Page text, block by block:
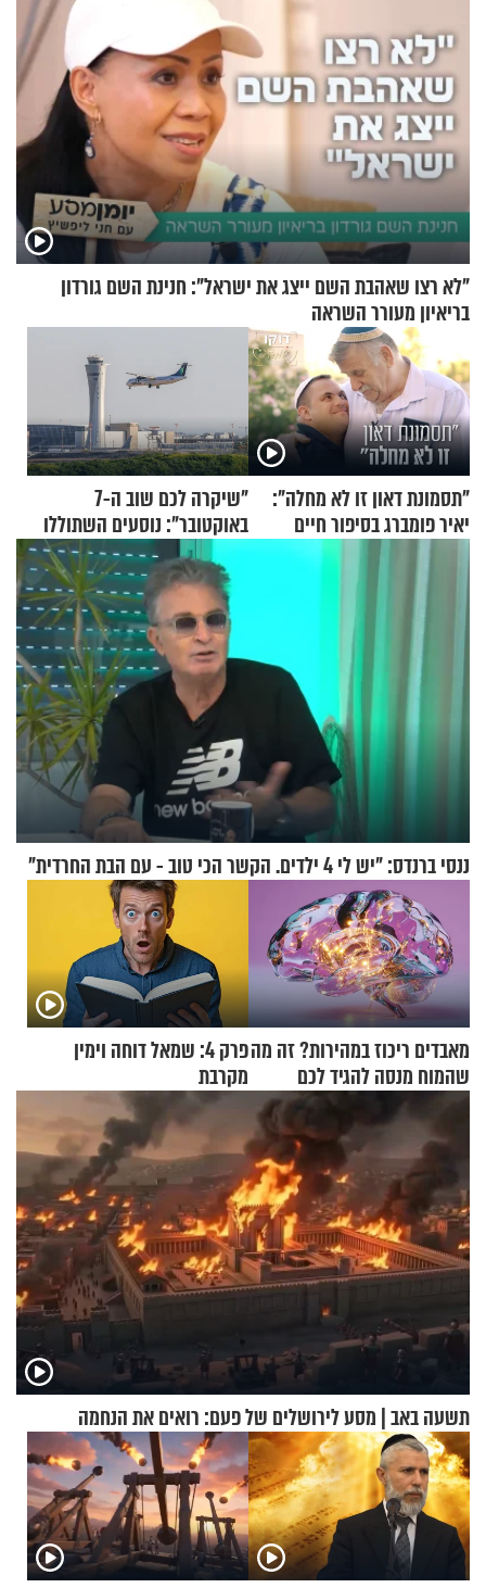
"לא רצו שאהבת השם ייצג את ישראל": חנינת השם גורדון
בריאיון מעורר השראה
"תסמונת דאון זו לא מחלה":
יאיר פומברג בסיפור חיים
מעורר השראה
"שיקרה לכם שוב ה-7
באוקטובר": נוסעים השתוללו
בטיסה לפרנקפורט ונעצרו
לאחר שתקפו שוטרים
ננסי ברנדס: "יש לי 4 ילדים. הקשר הכי טוב - עם הבת החרדית"
מאבדים ריכוז במהירות? זה מה
שהמוח מנסה להגיד לכם
פרק 4: שמאל דוחה וימין
מקרבת
תשעה באב | מסע לירושלים של פעם: רואים את הנחמה